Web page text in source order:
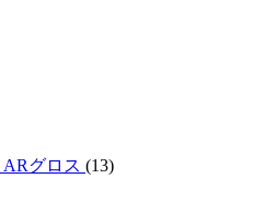
グロス (13)